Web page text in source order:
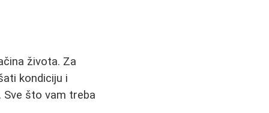
života. Za
kondiciju i
Sve što vam treba